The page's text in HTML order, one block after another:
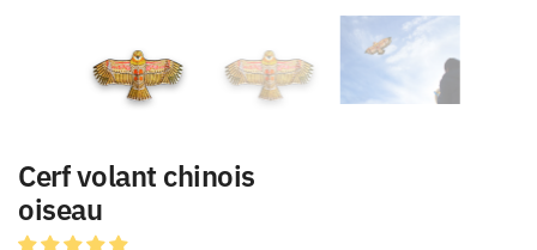
Cerf volant chinois
oiseau